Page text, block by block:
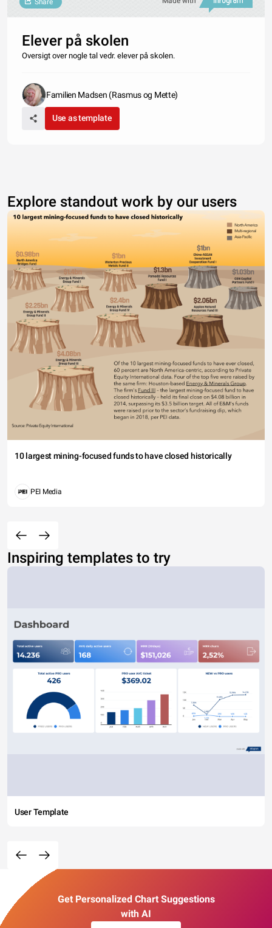
Share
Elever på skolen
Oversigt over nogle tal vedr. elever på skolen.
Familien Madsen (Rasmus og Mette)
Use as template
Explore standout work by our users
10 largest mining-focused funds to have closed historically
PEI Media
Inspiring templates to try
User Template
Get Personalized Chart Suggestions
with AI